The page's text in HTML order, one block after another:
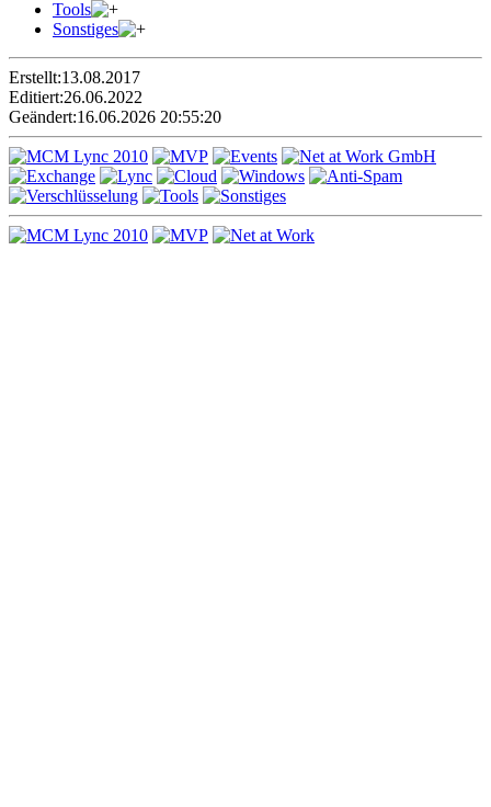
Tools
Sonstiges
Erstellt:13.08.2017
Editiert:26.06.2022
Geändert:16.06.2026 20:55:20